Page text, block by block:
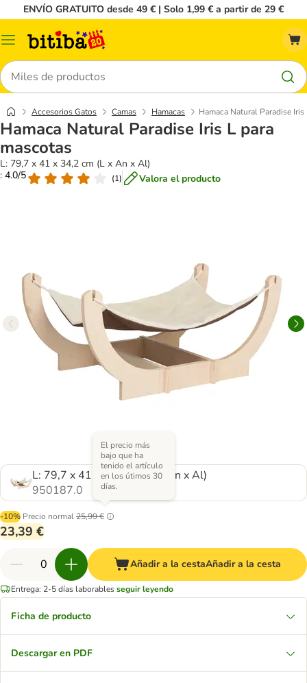
ENVÍO GRATUITO desde 49 € | Solo 1,99 € a partir de 29 €
Menú
Buscar
Accesorios Gatos Camas Hamacas Hamaca Natural Paradise
Hamaca Natural Paradise Iris L para
mascotas
L: 79,7 x 41 x 34,2 cm (L x An x Al)
: 4.0/5
(1) Valora el producto
L: 79,7 x 41 x 34,2 cm (L x An x Al)
950187.0
-10% Precio normal25,99 €
El precio más
bajo que ha
tenido el artículo
en los útimos 30
días.
23,39 €
Añadir a la cestaAñadir a la cesta
Entrega: 2-5 días laborablesseguir leyendo
Ficha de producto
Descargar en PDF